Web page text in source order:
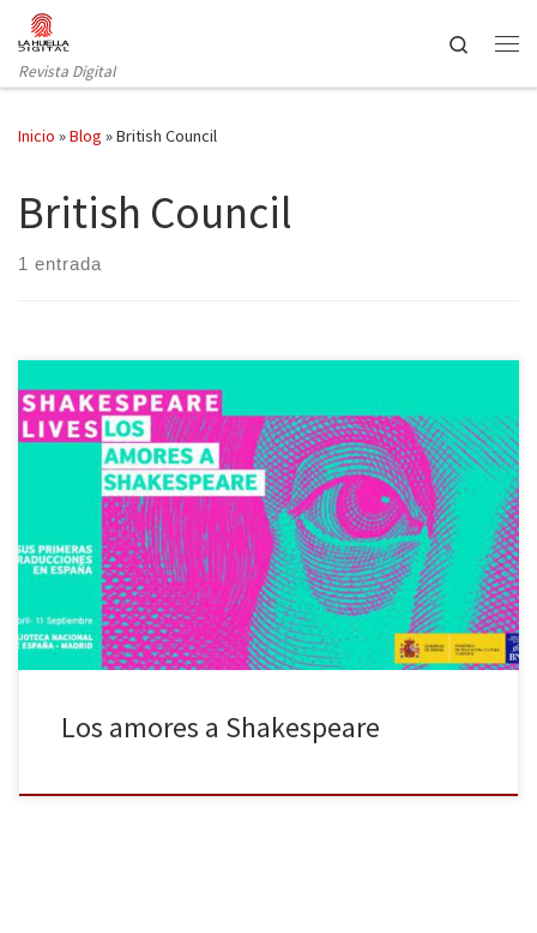
Saltar al contenido
Revista Digital
Search
Inicio »Blog »British Council
British Council
1 entrada
Los amores a Shakespeare es el título de la exposición que la
Biblioteca Nacional de España (BNE), en colaboración con el
programa de actividades Shakespeare Lives del British Council en
la ciudad de Madrid, ha montado para contribuir al cuarto
centenario del dramaturgo. Puede verse hasta el 4 de septiembre
[…]
Los amores a Shakespeare